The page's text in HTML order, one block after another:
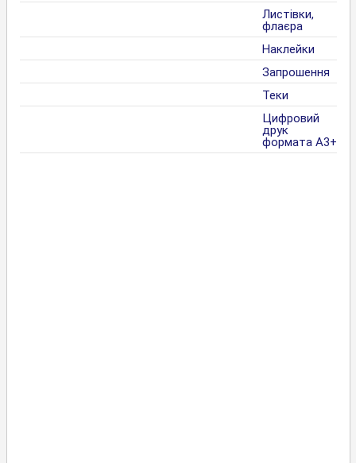
Листівки,
флаєра
Наклейки
Запрошення
Теки
Цифровий
друк
формата А3+